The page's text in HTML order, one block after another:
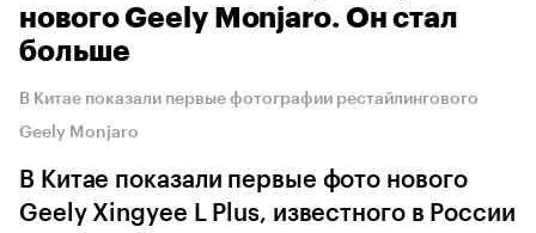
нового Geely Monjaro. Он стал
больше
В Китае показали первые фотографии рестайлингового
Geely Monjaro
В Китае показали первые фото нового
Geely Xingyee L Plus, известного в России